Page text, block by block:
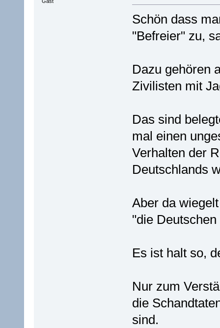
Schön dass
"Befreier" zu,
Dazu gehören
Zivilisten mit
Das sind
mal einen
Verhalten der
Deutschlands
Aber da
"die
Es ist halt so,
Nur zum
die
sind.